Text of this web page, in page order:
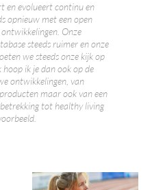
en evolueert continu en
opnieuw met een open
Onze
steeds ruimer en onze
we steeds onze kijk op
ik je dan ook op de
ontwikkelingen, van
maar ook van een
tot healthy living